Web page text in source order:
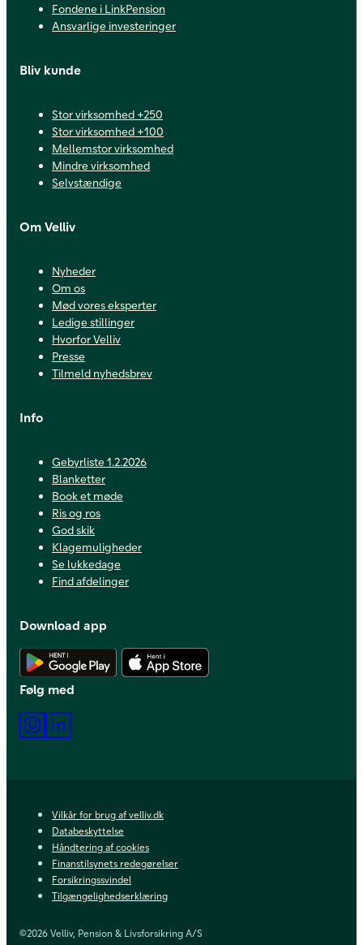
Fondene i LinkPension
Ansvarlige investeringer
Bliv kunde
Stor virksomhed +250
Stor virksomhed +100
Mellemstor virksomhed
Mindre virksomhed
Selvstændige
Om Velliv
Nyheder
Om os
Mød vores eksperter
Ledige stillinger
Hvorfor Velliv
Presse
Tilmeld nyhedsbrev
Info
Gebyrliste 1.2.2026
Blanketter
Book et møde
Ris og ros
God skik
Klagemuligheder
Se lukkedage
Find afdelinger
Download app
Hent Android app
Følg med
Instagram
Vilkår for brug af velliv.dk
Databeskyttelse
Håndtering af cookies
Finanstilsynets redegørelser
Forsikringssvindel
Tilgængelighedserklæring
©2026 Velliv, Pension & Livsforsikring A/S